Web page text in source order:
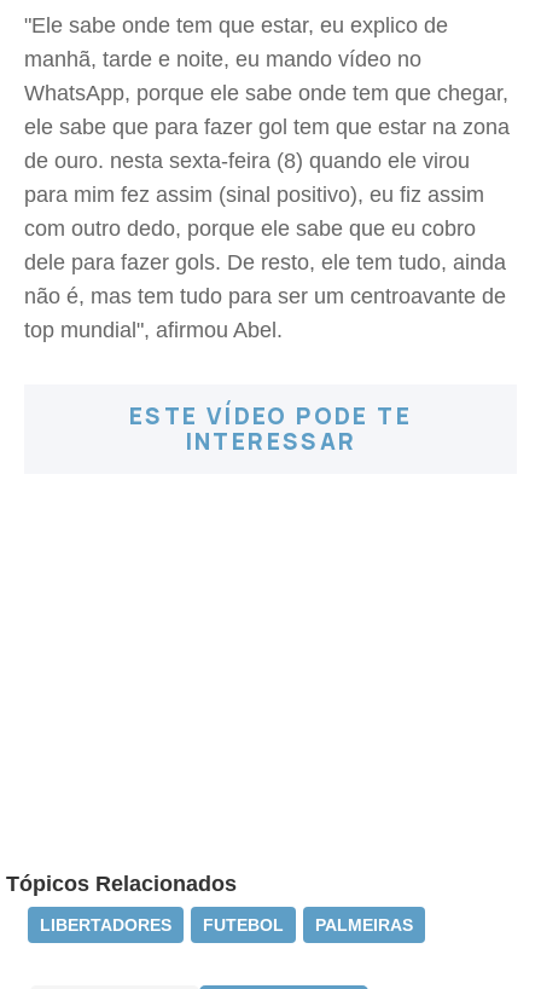
"Ele sabe onde tem que estar, eu explico de
manhã, tarde e noite, eu mando vídeo no
WhatsApp, porque ele sabe onde tem que chegar,
ele sabe que para fazer gol tem que estar na zona
de ouro. nesta sexta-feira (8) quando ele virou
para mim fez assim (sinal positivo), eu fiz assim
com outro dedo, porque ele sabe que eu cobro
dele para fazer gols. De resto, ele tem tudo, ainda
não é, mas tem tudo para ser um centroavante de
top mundial", afirmou Abel.
ESTE VÍDEO PODE TE
INTERESSAR
Tópicos Relacionados
LIBERTADORES FUTEBOL PALMEIRAS